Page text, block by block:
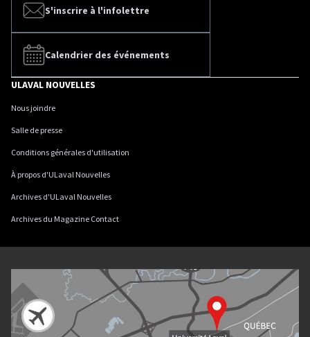
S'inscrire à l'infolettre
Calendrier des événements
ULAVAL NOUVELLES
Nous joindre
Salle de presse
Conditions générales d'utilisation
À propos d'ULaval Nouvelles
Archives d'ULaval Nouvelles
Archives du Magazine Contact